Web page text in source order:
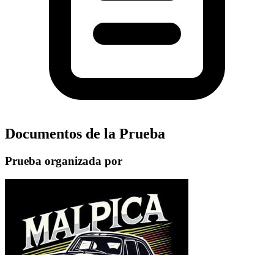
Documentos de la Prueba
Prueba organizada por